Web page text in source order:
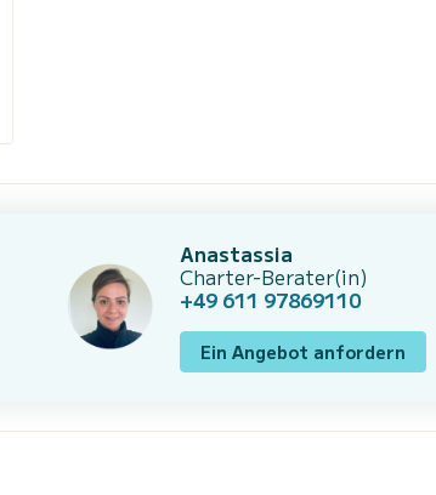
Anastassia
Charter-Berater(in)
+49 611 97869110
Ein Angebot anfordern